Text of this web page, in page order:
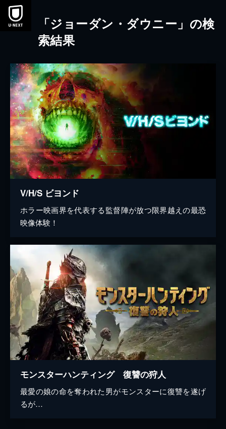
本文へスキップ
「ジョーダン・ダウニー」の検
索結果
V/H/S ビヨンド
ホラー映画界を代表する監督陣が放つ限界越えの最恐
映像体験！
モンスターハンティング 復讐の狩人
最愛の娘の命を奪われた男がモンスターに復讐を遂げ
るが…